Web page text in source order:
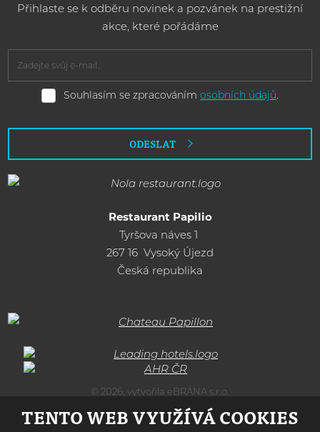
Přihlaste se k odběru novinek a pozvánek na prestižní
akce, které pořádáme
Souhlasím
Souhlasím se zpracovánímosobních údajů.
ODESLAT
Restaurant Papilio
Tyršova náves 1
267 16 Vysoký Újezd
Česká republika
© 2026, vytvořila eBRÁNA s.r.o.
Podmínky použití
TENTO WEB VYUŽÍVÁ COOKIES